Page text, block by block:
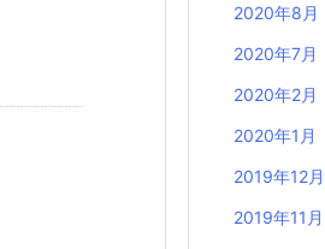
2020年8月
2020年7月
2020年2月
2020年1月
2019年12月
2019年11月